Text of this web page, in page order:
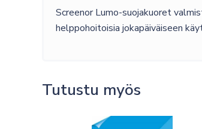
Screenor Lumo-suojakuoret
helppohoitoisia jokapäiväiseen
Tutustu myös